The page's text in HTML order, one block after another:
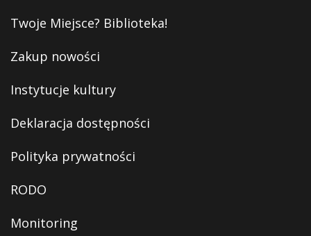
Twoje Miejsce? Biblioteka!
Zakup nowości
Instytucje kultury
Deklaracja dostępności
Polityka prywatności
RODO
Monitoring